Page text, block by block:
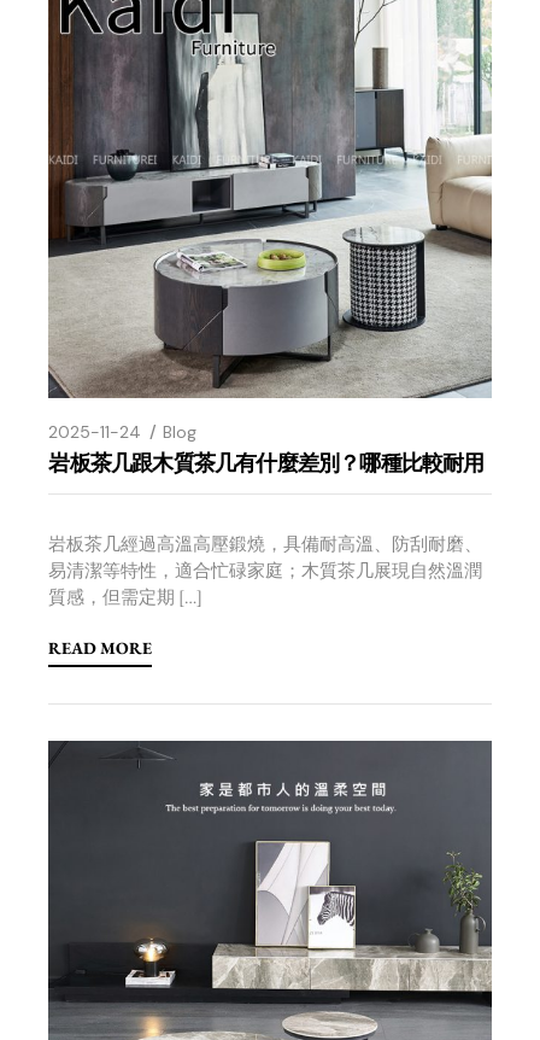
2025-11-24 Blog
岩板茶几跟木質茶几有什麼差別？哪種比較耐用
岩板茶几經過高溫高壓鍛燒，具備耐高溫、防刮耐磨、
易清潔等特性，適合忙碌家庭；木質茶几展現自然溫潤
質感，但需定期 […]
READ MORE